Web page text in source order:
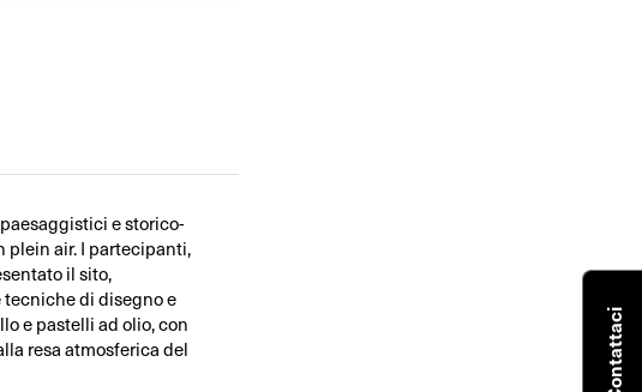
e storico-
plein air. I partecipanti,
il sito,
tecniche di disegno e
e pastelli ad olio, con
resa atmosferica del
Contattaci